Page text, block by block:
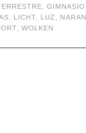
,GIMNASIO
, LICHT, LUZ ,
,WOLKEN